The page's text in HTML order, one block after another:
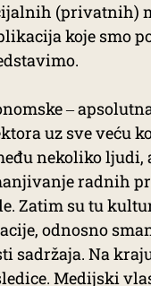
(privatnih)
koje smo
‒
uz sve veću
nekoliko ljudi,
radnih
Zatim su tu
odnosno
sadržaja. Na
Medijski